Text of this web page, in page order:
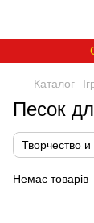
Каталог
Песок
Творчество и
Немає товарів